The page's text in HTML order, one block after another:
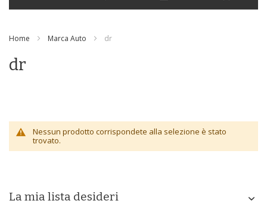
contenuto
Home Marca Auto dr
dr
Nessun prodotto corrispondete alla selezione è stato
trovato.
La mia lista desideri